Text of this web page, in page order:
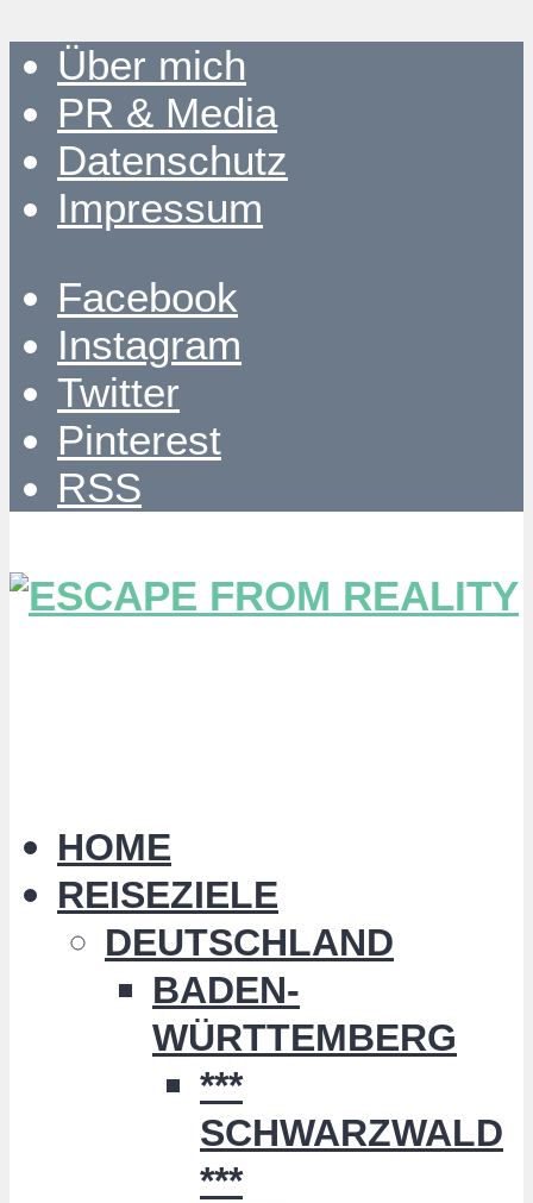
Über mich
PR & Media
Datenschutz
Impressum
Facebook
Instagram
Twitter
Pinterest
RSS
HOME
REISEZIELE
DEUTSCHLAND
BADEN-
WÜRTTEMBERG
***
SCHWARZWALD
***